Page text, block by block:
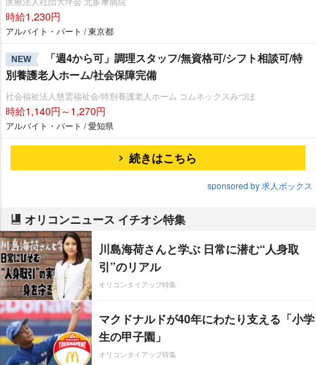
時給1,230円
アルバイト・パート / 東京都
NEW
「週4から可」調理スタッフ/無資格可/シフト相談可/特
別養護老人ホーム/社会保障完備
社会福祉法人慈雲福祉会/特別養護老人ホーム コムネックスみづほ
時給1,140円～1,270円
アルバイト・パート / 愛知県
続きはこちら
sponsored by 求人ボックス
オリコンニュース イチオシ特集
川島海荷さんと学ぶ 日常に潜む“人身取
引”のリアル
オリコンタイアップ特集
マクドナルドが40年にわたり支える「小学
生の甲子園」
オリコンタイアップ特集